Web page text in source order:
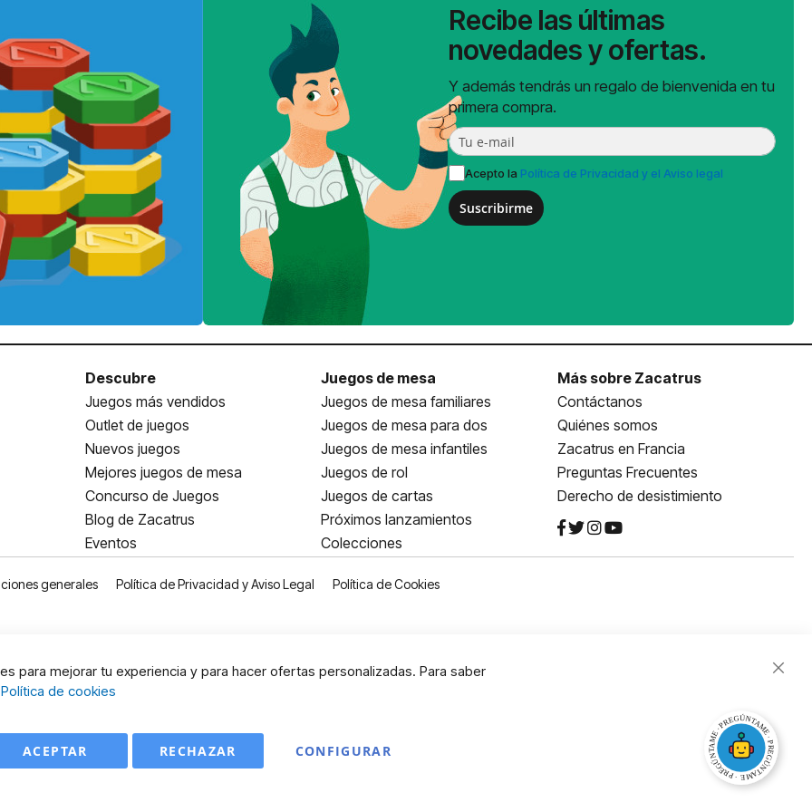
Recibe las últimas
novedades y ofertas.
Y además tendrás un regalo de bienvenida en tu
primera compra.
Acepto la Política de Privacidad y el Aviso legal
Suscribirme
Descubre
Juegos más vendidos
Outlet de juegos
Nuevos juegos
Mejores juegos de mesa
Concurso de Juegos
Blog de Zacatrus
Eventos
Juegos de mesa
Juegos de mesa familiares
Juegos de mesa para dos
Juegos de mesa infantiles
Juegos de rol
Juegos de cartas
Próximos lanzamientos
Colecciones
Más sobre Zacatrus
Contáctanos
Quiénes somos
Zacatrus en Francia
Preguntas Frecuentes
Derecho de desistimiento
generales Política de Privacidad y Aviso Legal Política de Cookies
para mejorar tu experiencia y para hacer ofertas personalizadas. Para saber
Política de cookies
ACEPTAR CONFIGURAR
RECHAZAR